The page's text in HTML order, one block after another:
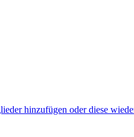
hinzufügen oder diese